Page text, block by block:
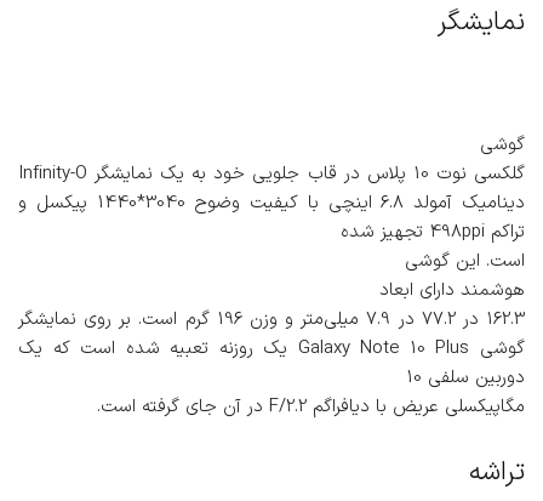
نمایشگر
گوشی
گلکسی نوت 10 پلاس در قاب جلویی خود به یک نمایشگر Infinity-O
دینامیک آمولد 6.8 اینچی با کیفیت وضوح 3040*1440 پیکسل و
تراکم 498ppi تجهیز شده
است. این گوشی
هوشمند دارای ابعاد
162.3 در 77.2 در 7.9 میلی‌متر و وزن 196 گرم است. بر روی نمایشگر
گوشی Galaxy Note 10 Plus یک روزنه تعبیه شده است که یک
دوربین سلفی 10
مگاپیکسلی عریض با دیافراگم F/2.2 در آن جای گرفته است.
تراشه